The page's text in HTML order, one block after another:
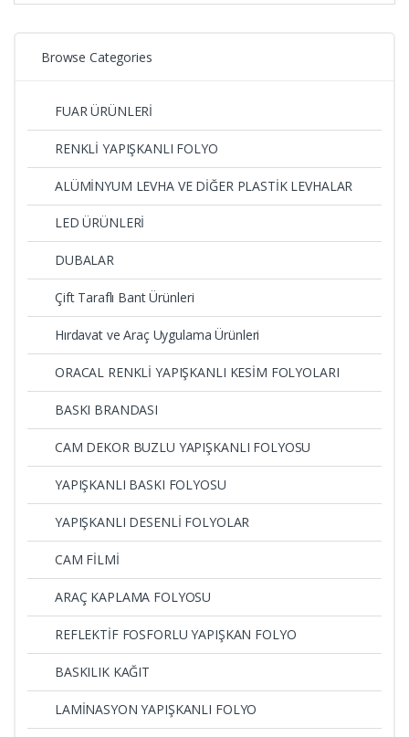
Browse Categories
FUAR ÜRÜNLERİ
RENKLİ YAPIŞKANLI FOLYO
ALÜMİNYUM LEVHA VE DİĞER PLASTİK LEVHALAR
LED ÜRÜNLERİ
DUBALAR
Çift Taraflı Bant Ürünleri
Hırdavat ve Araç Uygulama Ürünleri
ORACAL RENKLİ YAPIŞKANLI KESİM FOLYOLARI
BASKI BRANDASI
CAM DEKOR BUZLU YAPIŞKANLI FOLYOSU
YAPIŞKANLI BASKI FOLYOSU
YAPIŞKANLI DESENLİ FOLYOLAR
CAM FİLMİ
ARAÇ KAPLAMA FOLYOSU
REFLEKTİF FOSFORLU YAPIŞKAN FOLYO
BASKILIK KAĞIT
LAMİNASYON YAPIŞKANLI FOLYO